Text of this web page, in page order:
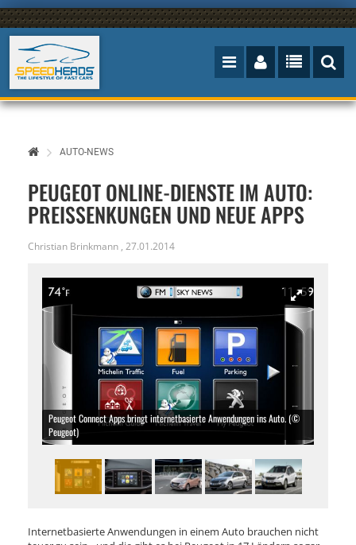
AUTO-NEWS
PEUGEOT ONLINE-DIENSTE IM AUTO:
PREISSENKUNGEN UND NEUE APPS
Christian Brinkmann , 27.01.2014
Peugeot Connect Apps bringt internetbasierte Anwendungen ins Auto. (©
Peugeot)
Internetbasierte Anwendungen in einem Auto brauchen nicht